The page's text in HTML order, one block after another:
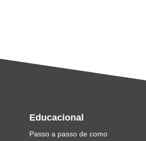
Educacional
Passo a passo de como